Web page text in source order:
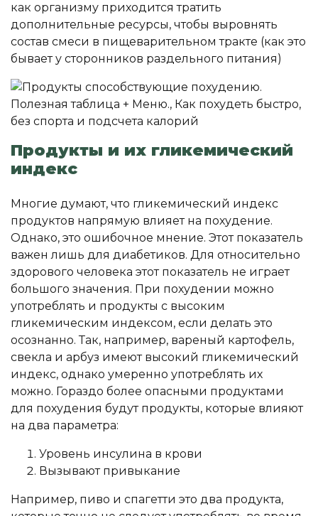
как организму приходится тратить
дополнительные ресурсы, чтобы выровнять
состав смеси в пищеварительном тракте (как это
бывает у сторонников раздельного питания)
Продукты и их гликемический
индекс
Многие думают, что гликемический индекс
продуктов напрямую влияет на похудение.
Однако, это ошибочное мнение. Этот показатель
важен лишь для диабетиков. Для относительно
здорового человека этот показатель не играет
большого значения. При похудении можно
употреблять и продукты с высоким
гликемическим индексом, если делать это
осознанно. Так, например, вареный картофель,
свекла и арбуз имеют высокий гликемический
индекс, однако умеренно употреблять их
можно. Гораздо более опасными продуктами
для похудения будут продукты, которые влияют
на два параметра:
Уровень инсулина в крови
Вызывают привыкание
Например, пиво и спагетти это два продукта,